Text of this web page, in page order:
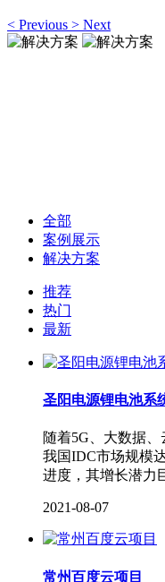
< Previous > Next
全部
案例展示
解决方案
推荐
热门
最新
圣阳电源锂电池系
随着5G、大数据
我国IDC市场规模
进度，其增长潜力
2021-08-07
常州百度云项目